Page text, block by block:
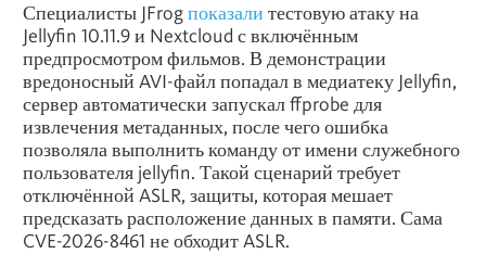
Специалисты JFrogпоказали тестовую атаку на
Jellyfin 10.11.9 и Nextcloud с включённым
предпросмотром фильмов. В демонстрации
вредоносный AVI-файл попадал в медиатеку Jellyfin,
сервер автоматически запускал ffprobe для
извлечения метаданных, после чего ошибка
позволяла выполнить команду от имени служебного
пользователя jellyfin. Такой сценарий требует
отключённой ASLR, защиты, которая мешает
предсказать расположение данных в памяти. Сама
CVE-2026-8461 не обходит ASLR.